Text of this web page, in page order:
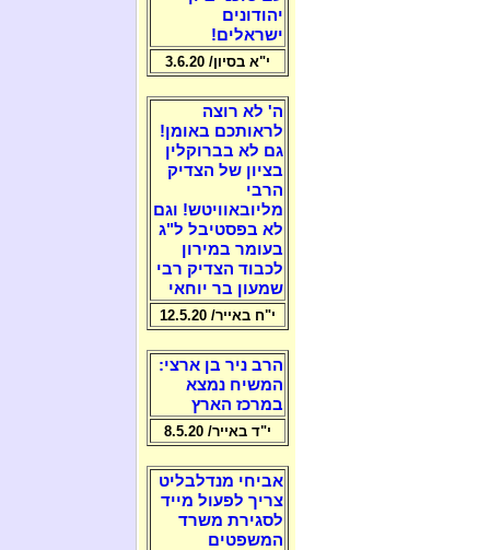
יהודונים
ישראלים!
י"א בסיון/ 3.6.20
ה' לא רוצה
לראותכם באומן!
גם לא בברוקלין
בציון של הצדיק
הרבי
מליובאוויטש! וגם
לא בפסטיבל ל"ג
בעומר במירון
לכבוד הצדיק רבי
שמעון בר יוחאי
י"ח באייר/ 12.5.20
הרב ניר בן ארצי:
המשיח נמצא
במרכז הארץ
י"ד באייר/ 8.5.20
אביחי מנדלבליט
צריך לפעול מייד
לסגירת משרד
המשפטים